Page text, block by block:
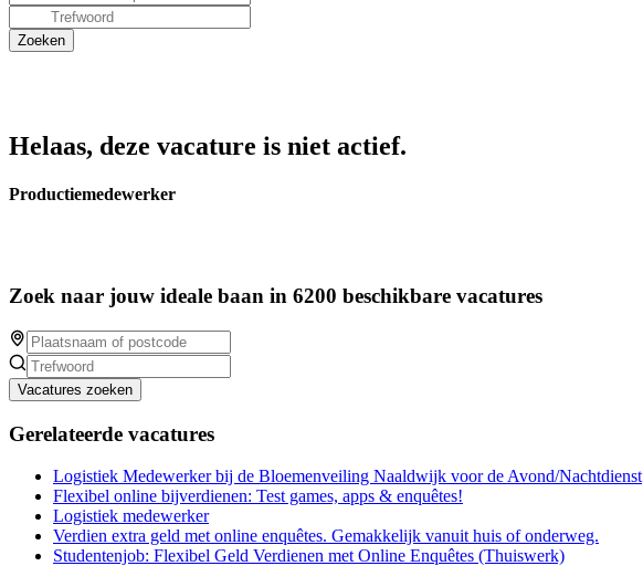
Helaas, deze vacature is niet actief.
Productiemedewerker
Zoek naar jouw ideale baan in 6200 beschikbare vacatures
Vacatures zoeken
Gerelateerde vacatures
Logistiek Medewerker bij de Bloemenveiling Naaldwijk voor de Avond/Nachtdienst
Flexibel online bijverdienen: Test games, apps & enquêtes!
Logistiek medewerker
Verdien extra geld met online enquêtes. Gemakkelijk vanuit huis of onderweg.
Studentenjob: Flexibel Geld Verdienen met Online Enquêtes (Thuiswerk)